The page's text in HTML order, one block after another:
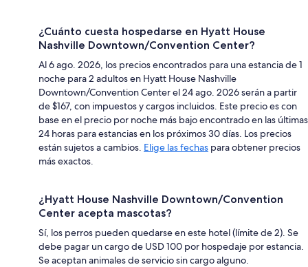
¿Cuánto cuesta hospedarse en Hyatt House
Nashville Downtown/Convention Center?
Al 6 ago. 2026, los precios encontrados para una estancia de 1
noche para 2 adultos en Hyatt House Nashville
Downtown/Convention Center el 24 ago. 2026 serán a partir
de $167, con impuestos y cargos incluidos. Este precio es con
base en el precio por noche más bajo encontrado en las últimas
24 horas para estancias en los próximos 30 días. Los precios
están sujetos a cambios. Elige las fechas para obtener precios
más exactos.
¿Hyatt House Nashville Downtown/Convention
Center acepta mascotas?
Sí, los perros pueden quedarse en este hotel (límite de 2). Se
debe pagar un cargo de USD 100 por hospedaje por estancia.
Se aceptan animales de servicio sin cargo alguno.